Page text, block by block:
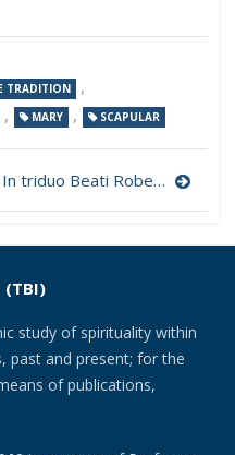
TRADITION ,
, MARY , SCAPULAR
In triduo Beati Roberti Bellarmini
(TBI)
study of spirituality within
past and present; for the
of publications,